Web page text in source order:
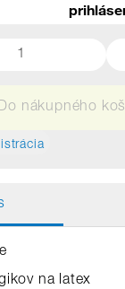
nákupného
na latex